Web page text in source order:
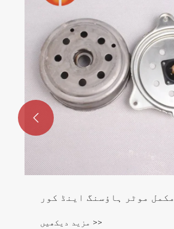
مکمل موٹر ہاؤسنگ اینڈ کور
مزید دیکھیں >>
